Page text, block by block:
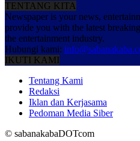
TENTANG KITA
Newspaper is your news,
provide you with the latest
the entertainment industry.
Hubungi kami:
IKUTI KAMI
Tentang Kami
Redaksi
Iklan dan Kerjasama
Pedoman Media Siber
© sabanakabaDOTcom